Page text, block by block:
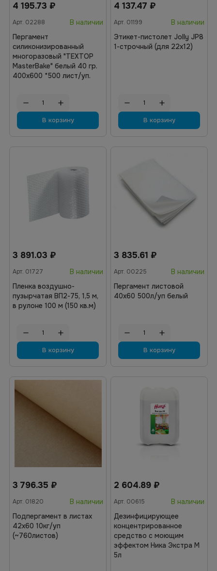
4 195.73 ₽
Арт. 02288
В наличии
Пергамент
силиконизированный
многоразовый "ТЕХТОР
MasterBake" белый 40 гр.
400х600 *500 лист/уп.
В корзину
4 137.47 ₽
Арт. 01199
В наличии
Этикет-пистолет Jolly JP8
1-строчный (для 22х12)
В корзину
3 891.03 ₽
Арт. 01727
В наличии
Пленка воздушно-
пузырчатая ВП2-75, 1,5 м,
в рулоне 100 м (150 кв.м)
В корзину
3 835.61 ₽
Арт. 00225
В наличии
Пергамент листовой
40х60 500л/уп белый
В корзину
3 796.35 ₽
Арт. 01820
В наличии
Подпергамент в листах
42х60 10кг/уп
(~760листов)
2 604.89 ₽
Арт. 00615
В наличии
Дезинфицирующее
концентрированное
средство с моющим
эффектом Ника Экстра М
5л